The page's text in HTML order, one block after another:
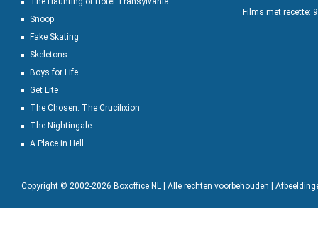
Snoop
Fake Skating
Skeletons
Boys for Life
Get Lite
The Chosen: The Crucifixion
The Nightingale
A Place in Hell
Films met recette:
Copyright © 2002-2026 Boxoffice NL | Alle rechten voorbehouden |